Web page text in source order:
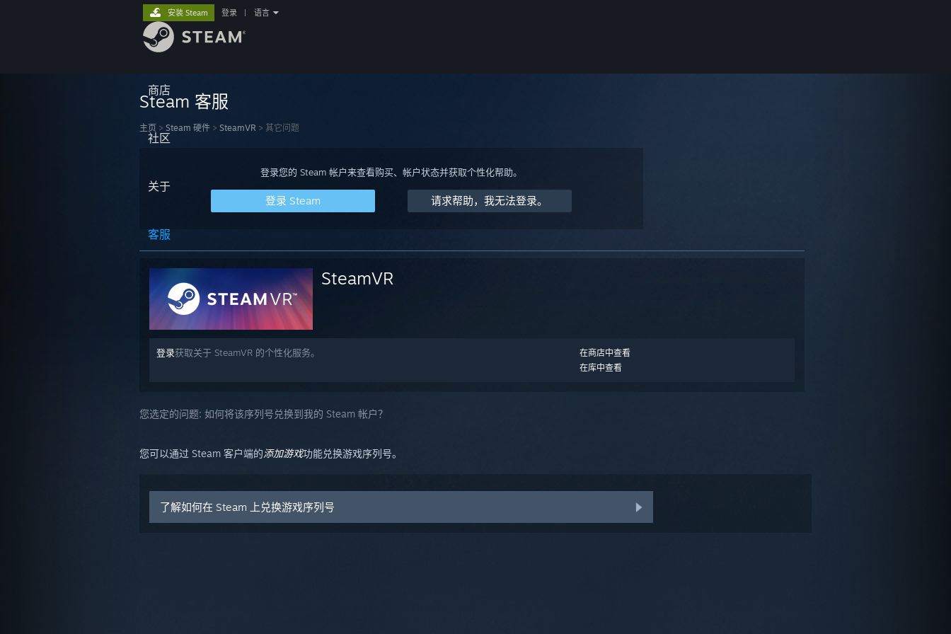
商店
社区
关于
客服
安装 Steam 登录 语言
Steam 客服
主页 > Steam 硬件 > SteamVR > 其它问题
登录您的 Steam 帐户来查看购买、帐户状态并获取个性化帮助。
登录 Steam 请求帮助，我无法登录。
SteamVR
在商店中查看
在库中查看
登录获取关于 SteamVR 的个性化服务。
您选定的问题: 如何将该序列号兑换到我的 Steam 帐户？
您可以通过 Steam 客户端的添加游戏功能兑换游戏序列号。
了解如何在 Steam 上兑换游戏序列号